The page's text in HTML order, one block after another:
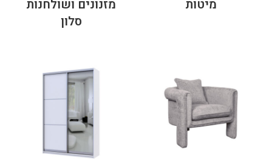
מיטות
מזנונים ושולחנות
סלון